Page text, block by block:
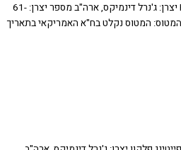
פרטי המטוס: דגם: F-16A-10A-GD יצרן: ג'נרל דינמיקס, ארה"ב מספר יצרן: 61-
79-0369 תולדות המטוס: המטוס נקלט בח"א האמריקאי בתאריך